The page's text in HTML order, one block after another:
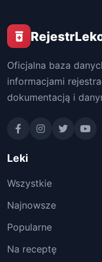
Oficjalna baza
informacjami
dokumentacją i
Leki
Wszystkie
Najnowsze
Popularne
Na receptę